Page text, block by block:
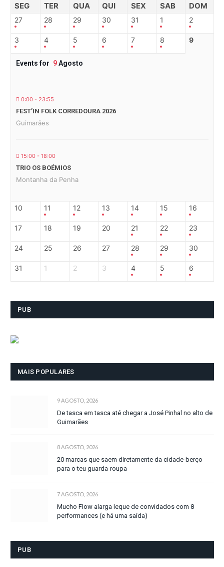
SEG TER QUA QUI SEX SAB DOM
27 28 29 30 31 1 2
3 4 5 6 7 8 9
Events for 9Agosto
0:00 - 23:55
FEST’IN FOLK CORREDOURA 2026
Guimarães
15:00 - 18:00
TRIO OS BOÉMIOS
Montanha da Penha
10 11 12 13 14 15 16
17 18 19 20 21 22 23
24 25 26 27 28 29 30
31 1 2 3 4 5 6
PUB
MAIS POPULARES
9 AGOSTO, 2026
De tasca em tasca até chegar a José Pinhal no alto de
Guimarães
8 AGOSTO, 2026
20 marcas que saem diretamente da cidade-berço
para o teu guarda-roupa
7 AGOSTO, 2026
Mucho Flow alarga leque de convidados com 8
performances (e há uma saída)
PUB